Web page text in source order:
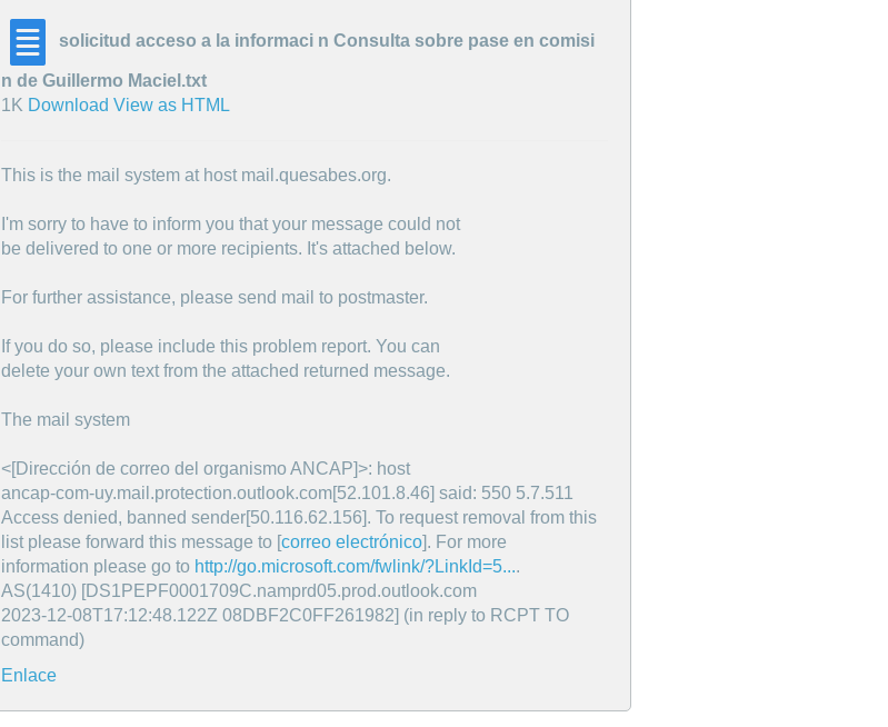
solicitud acceso a la informaci n Consulta sobre pase en comisi
n de Guillermo Maciel.txt
1K Download View as HTML
This is the mail system at host mail.quesabes.org.
I'm sorry to have to inform you that your message could not
be delivered to one or more recipients. It's attached below.
For further assistance, please send mail to postmaster.
If you do so, please include this problem report. You can
delete your own text from the attached returned message.
The mail system
<[Dirección de correo del organismo ANCAP]>: host
ancap-com-uy.mail.protection.outlook.com[52.101.8.46] said: 550 5.7.511
Access denied, banned sender[50.116.62.156]. To request removal from this
list please forward this message to [correo electrónico]. For more
information please go to http://go.microsoft.com/fwlink/?LinkId=5....
AS(1410) [DS1PEPF0001709C.namprd05.prod.outlook.com
2023-12-08T17:12:48.122Z 08DBF2C0FF261982] (in reply to RCPT TO
command)
Enlace